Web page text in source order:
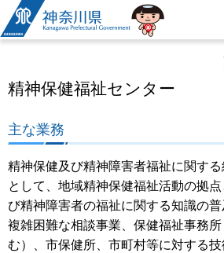
神奈川県
精神保健福祉センター
主な業務
精神保健及び精神障害者福祉に関す
として、地域精神保健福祉活動の拠
び精神障害者の福祉に関する知識の
複雑困難な相談事業、保健福祉事務
む）、市保健所、市町村等に対する